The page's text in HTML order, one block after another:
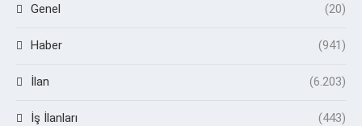
Genel (20)
Haber (941)
İlan (6.203)
İş İlanları (443)